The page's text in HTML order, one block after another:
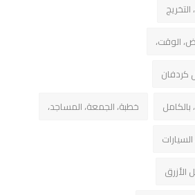
خطبة، الجمعة، المساجد،